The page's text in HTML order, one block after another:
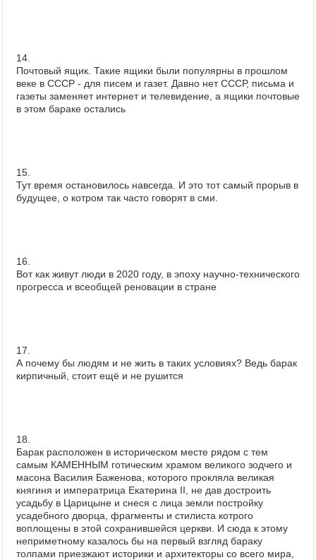
14.
Почтовый ящик. Такие ящики были популярны в прошлом
веке в СССР - для писем и газет. Давно нет СССР, письма и
газеты заменяет интернет и телевидение, а ящики почтовые
в этом бараке остались
15.
Тут время остановилось навсегда. И это тот самый прорыв в
будущее, о котром так часто говорят в сми.
16.
Вот как живут люди в 2020 году, в эпоху научно-технического
прогресса и всеобщей реновации в стране
17.
А почему бы людям и не жить в таких условиях? Ведь барак
кирпичный, стоит ещё и не рушится
18.
Барак расположен в историческом месте рядом с тем
самым КАМЕННЫМ готическим храмом великого зодчего и
масона Василия Баженова, которого прокляла великая
княгиня и императрица Екатерина II, не дав достроить
усадьбу в Царицыне и снеся с лица земли постройку
усадебного дворца, фрагменты и стилиста котрого
воплощены в этой сохранившейся церкви. И сюда к этому
неприметному казалось бы на первый взгляд бараку
толпами приезжают историки и архитекторы со всего мира,